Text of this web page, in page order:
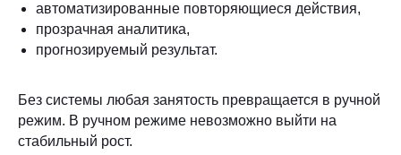
автоматизированные повторяющиеся действия,
прозрачная аналитика,
прогнозируемый результат.
Без системы любая занятость превращается в ручной
режим. В ручном режиме невозможно выйти на
стабильный рост.